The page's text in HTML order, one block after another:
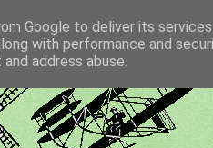
Google to deliver its
with performance and
address abuse.